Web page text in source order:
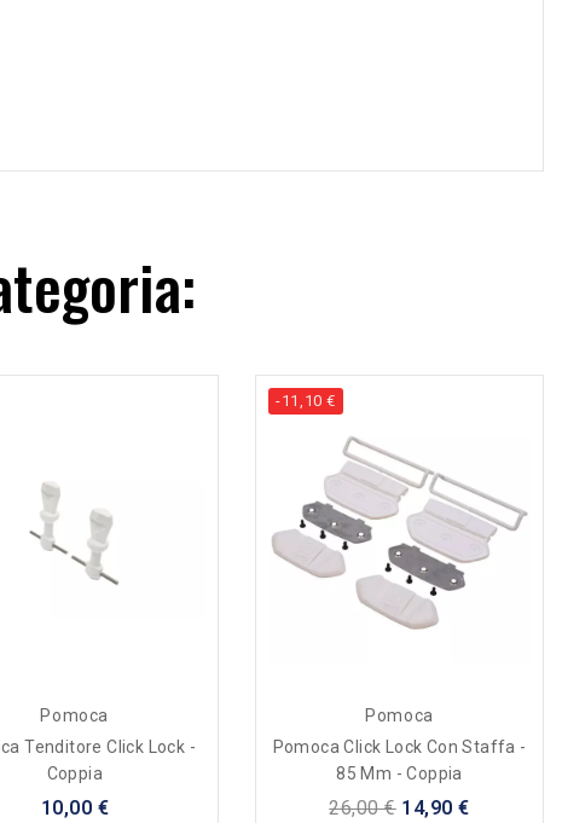
Pomoca
Tenditore Click Lock -
Coppia
10,00 €
-11,10 €
Pomoca
Pomoca Click Lock Con Staffa -
85 Mm - Coppia
26,00 € 14,90 €